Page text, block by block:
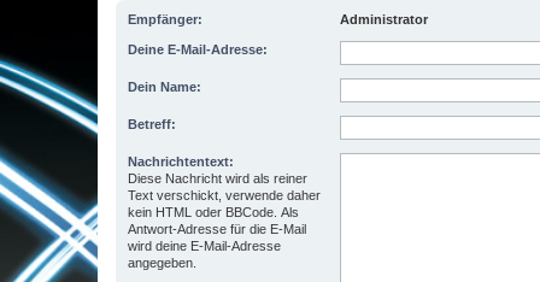
Empfänger: Administrator
Deine E-Mail-Adresse:
Dein Name:
Betreff:
Nachrichtentext:
Diese Nachricht wird als reiner
Text verschickt, verwende daher
kein HTML oder BBCode. Als
Antwort-Adresse für die E-Mail
wird deine E-Mail-Adresse
angegeben.